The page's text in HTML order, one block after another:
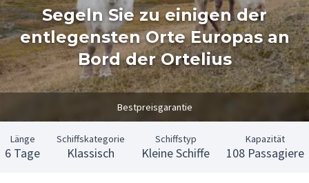
Segeln Sie zu einigen der
entlegensten Orte Europas an
Bord der Ortelius
Bestpreisgarantie
Länge
6 Tage
Schiffskategorie
Klassisch
Schiffstyp
Kleine Schiffe
Kapazität
108 Passagiere